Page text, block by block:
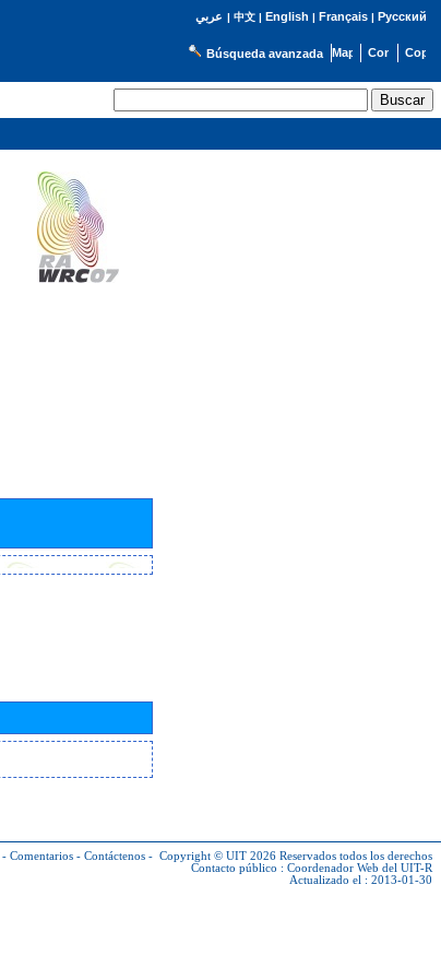
عربي | 中文| English | Français| Русский
Búsqueda avanzada
- Comentarios - Contáctenos - Copyright © UIT 2026 Reservados todos los derechos
Contacto público : Coordenador Web del UIT-R
Actualizado el : 2013-01-30